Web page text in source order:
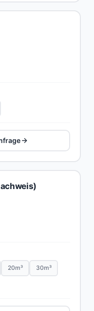
20m³ 30m³